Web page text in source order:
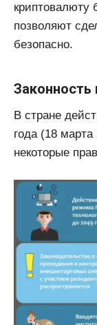
криптовалюту
позволяют
безопасно.
В стране
года (18
некоторые